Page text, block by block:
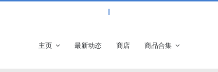
主页 最新动态 商店 商品合集